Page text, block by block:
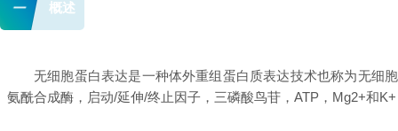
一 概述
无细胞蛋白表达是一种体外重组蛋白质表达技术也称为无细
氨酰合成酶，启动/延伸/终止因子，三磷酸鸟苷，ATP，Mg2+和